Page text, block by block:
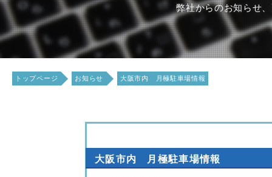
弊社からのお知らせ
トップページ お知らせ 大阪市内 月極駐車場情報
大阪市内 月極駐車場情報